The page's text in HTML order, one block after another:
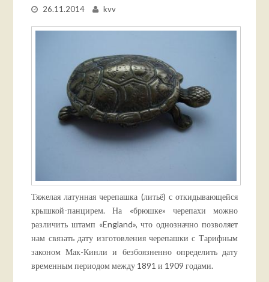
26.11.2014 kvv
Тяжелая латунная черепашка (литьё) с откидывающейся
крышкой-панцирем. На «брюшке» черепахи можно
различить штамп «England», что однозначно позволяет
нам связать дату изготовления черепашки с Тарифным
законом Мак-Кинли и безбоязненно определить дату
временным периодом между 1891 и 1909 годами.